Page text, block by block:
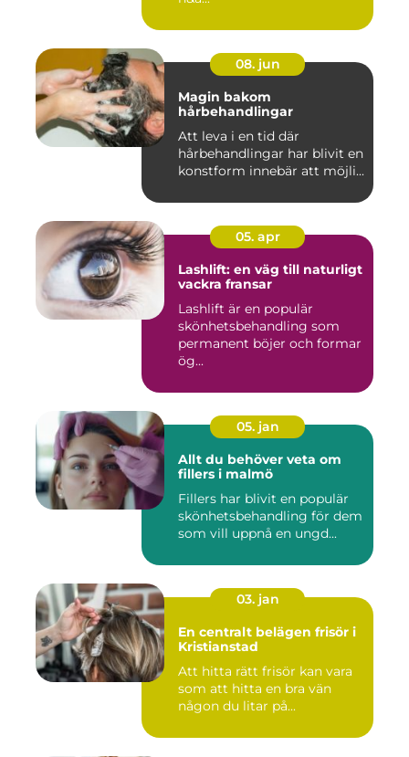
08. jun
Magin bakom
hårbehandlingar
Att leva i en tid där
hårbehandlingar har blivit en
konstform innebär att möjli...
05. apr
Lashlift: en väg till naturligt
vackra fransar
Lashlift är en populär
skönhetsbehandling som
permanent böjer och formar
ög...
05. jan
Allt du behöver veta om
fillers i malmö
Fillers har blivit en populär
skönhetsbehandling för dem
som vill uppnå en ungd...
03. jan
En centralt belägen frisör i
Kristianstad
Att hitta rätt frisör kan vara
som att hitta en bra vän
någon du litar på...